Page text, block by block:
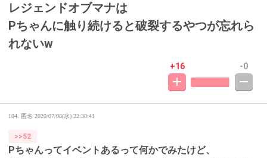
レジェンドオブマナは
Pちゃんに触り続けると破裂するやつが忘れら
れないw
+16 -0
104. 匿名 2020/07/08(水) 22:30:41
>>52
Pちゃんってイベントあるって何かでみたけど、